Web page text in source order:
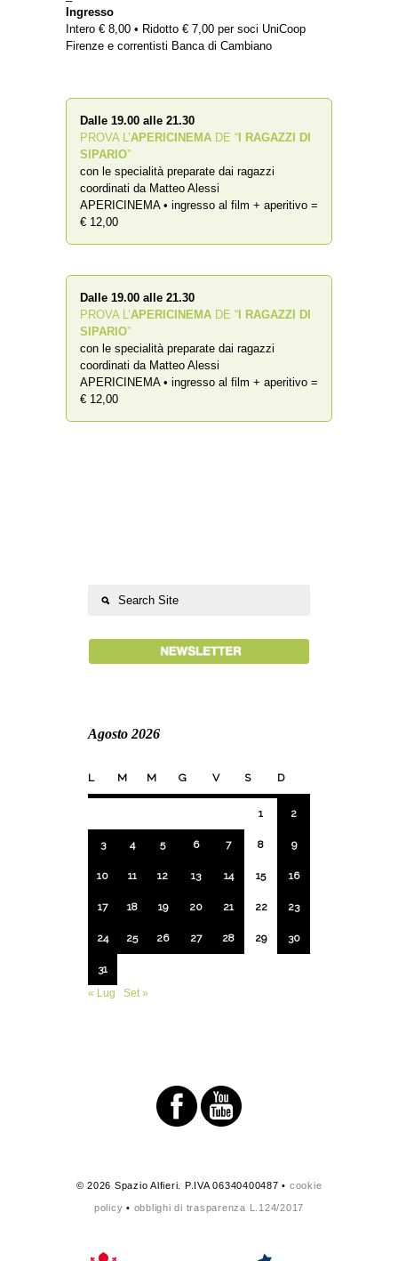
Ingresso
Intero € 8,00 • Ridotto € 7,00 per soci UniCoop
Firenze e correntisti Banca di Cambiano
Dalle 19.00 alle 21.30
PROVA L’APERICINEMA DE “ I RAGAZZI DI
SIPARIO”
con le specialità preparate dai ragazzi
coordinati da Matteo Alessi
APERICINEMA • ingresso al film + aperitivo =
€ 12,00
Dalle 19.00 alle 21.30
PROVA L’APERICINEMA DE “ I RAGAZZI DI
SIPARIO”
con le specialità preparate dai ragazzi
coordinati da Matteo Alessi
APERICINEMA • ingresso al film + aperitivo =
€ 12,00
Agosto 2026
L M M G V S D
1 2
3 4 5 6 7 8 9
10 11 12 13 14 15 16
17 18 19 20 21 22 23
24 25 26 27 28 29 30
31
« Lug
Set »
© 2026 Spazio Alfieri. P.IVA 06340400487 • cookie
policy • obblighi di trasparenza L.124/2017